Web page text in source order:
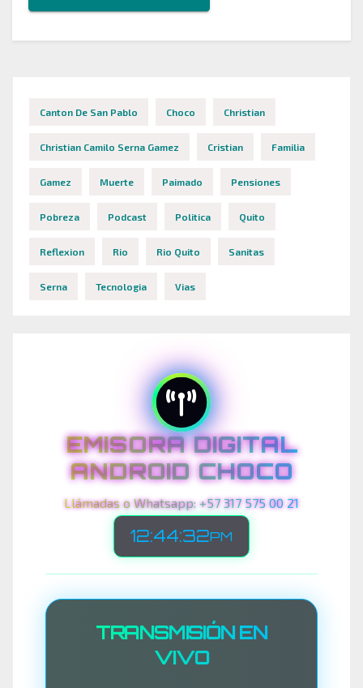
Canton De San Pablo Choco Christian
Christian Camilo Serna Gamez Cristian Familia
Gamez Muerte Paimado Pensiones
Pobreza Podcast Politica Quito
Reflexion Rio Rio Quito Sanitas
Serna Tecnologia Vias
EMISORA DIGITAL
ANDROID CHOCO
Llámadas o Whatsapp: +57 317 575 00 21
12:44:35PM
TRANSMISIÓN EN
VIVO